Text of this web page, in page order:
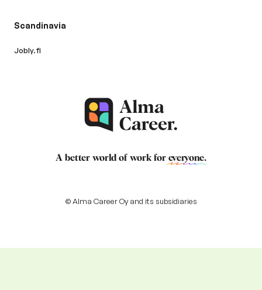
Scandinavia
Jobly.fi
A better world of work for everyone.
© Alma Career Oy and its subsidiaries